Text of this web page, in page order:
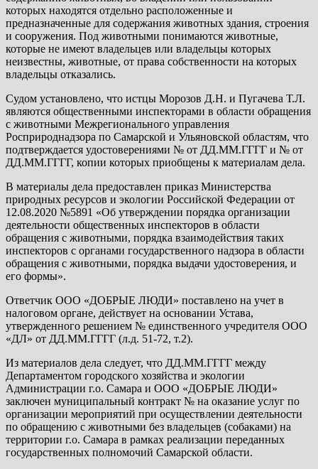
которых находятся отдельно расположенные и
предназначенные для содержания животных здания, строения
и сооружения. Под животными понимаются животные,
которые не имеют владельцев или владельцы которых
неизвестны, животные, от права собственности на которых
владельцы отказались.
Судом установлено, что истцы Морозов Д.Н. и Пугачева Т.Л.
являются общественными инспекторами в области обращения
с животными Межрегионального управления
Росприроднадзора по Самарской и Ульяновской областям, что
подтверждается удостоверениями № от ДД.ММ.ГГГГ и № от
ДД.ММ.ГГГГ, копии которых приобщены к материалам дела.
В материалы дела предоставлен приказ Министерства
природных ресурсов и экологии Российской Федерации от
12.08.2020 №5891 «Об утверждении порядка организации
деятельности общественных инспекторов в области
обращения с животными, порядка взаимодействия таких
инспекторов с органами государственного надзора в области
обращения с животными, порядка выдачи удостоверения, и
его формы».
Ответчик ООО «ДОБРЫЕ ЛЮДИ» поставлено на учет в
налоговом органе, действует на основании Устава,
утвержденного решением № единственного учредителя ООО
«ДЛ» от ДД.ММ.ГГГГ (л.д. 51-72, т.2).
Из материалов дела следует, что ДД.ММ.ГГГГ между
Департаментом городского хозяйства и экологии
Администрации г.о. Самара и ООО «ДОБРЫЕ ЛЮДИ»
заключен муниципальный контракт № на оказание услуг по
организации мероприятий при осуществлении деятельности
по обращению с животными без владельцев (собаками) на
территории г.о. Самара в рамках реализации переданных
государственных полномочий Самарской области.